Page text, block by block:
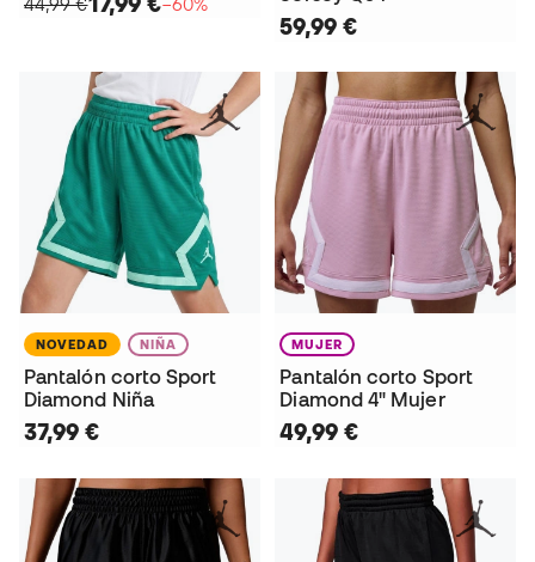
59,99 €
NOVEDAD NIÑA
Pantalón corto Sport
Diamond Niña
37,99 €
MUJER
Pantalón corto Sport
Diamond 4" Mujer
49,99 €